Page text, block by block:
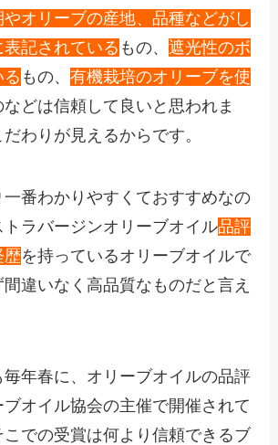
やオリーブの産地、品種などがし
記されている もの、遮光性のボ
る もの、有機栽培のオリーブを使
などは信頼して良いと思われま
わりが見えるからです。
番わかりやすくておすすめなの
ラバージンオリーブオイル品評
歴を持っているオリーブオイルで
違いなく高品質なものだと言え
毎年春に、オリーブオイルの品評
オイル協会の主催で開催されて
での受賞は何より信頼できるブ